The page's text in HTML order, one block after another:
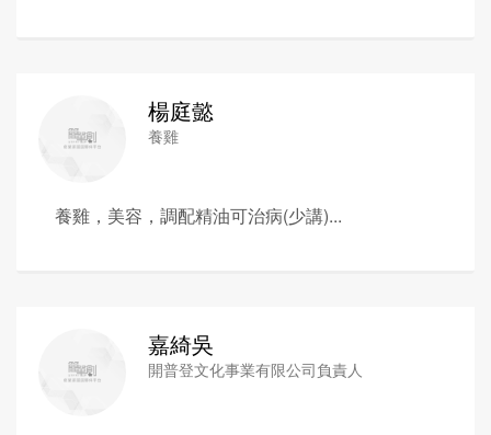
楊庭懿
養雞
養雞，美容，調配精油可治病(少講)...
嘉綺吳
開普登文化事業有限公司負責人